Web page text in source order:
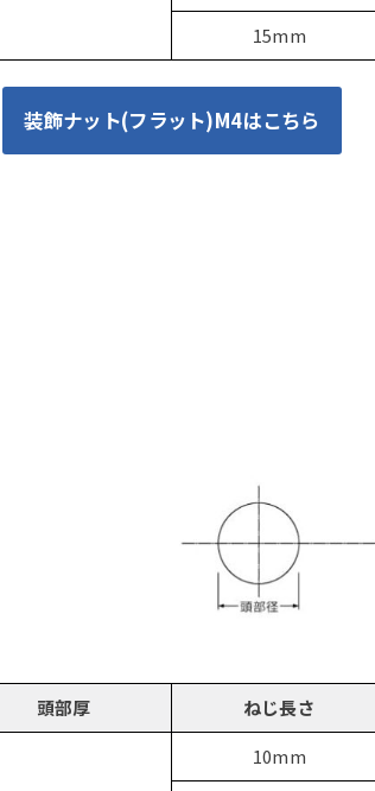
15mm
装飾ナット(フラット)M4はこちら
頭部厚 ねじ長さ
10mm